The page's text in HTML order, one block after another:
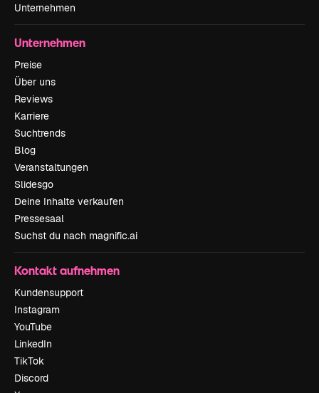
Unternehmen
Unternehmen
Preise
Über uns
Reviews
Karriere
Suchtrends
Blog
Veranstaltungen
Slidesgo
Deine Inhalte verkaufen
Pressesaal
Suchst du nach magnific.ai
Kontakt aufnehmen
Kundensupport
Instagram
YouTube
LinkedIn
TikTok
Discord